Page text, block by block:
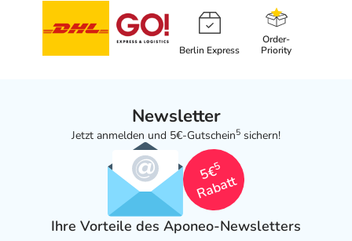
Apotheker. Der therapeutische Nutzen kann höher sein,
als das Risiko, das die Anwendung bei einer
Gegenanzeige in sich birgt.
Welche unerwünschten Wirkungen können auftreten?
- Magen-Darm-Beschwerden, wie:
- Bauchschmerzen
Berlin Express
Order-
Priority
Newsletter
Jetzt anmelden und 5€-Gutschein5 sichern!
5€
5
Rabatt
Ihre Vorteile des Aponeo-Newsletters